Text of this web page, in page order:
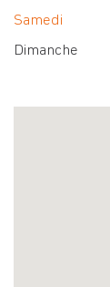
Samedi
Dimanche